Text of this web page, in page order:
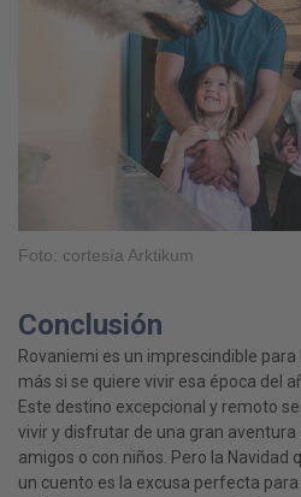
Foto: cortesía Arktikum
Conclusión
Rovaniemi es un imprescindible
más si se quiere vivir esa época del
Este destino excepcional y remoto
vivir y disfrutar de una gran aventura
amigos o con niños. Pero la Navidad
un cuento es la excusa perfecta